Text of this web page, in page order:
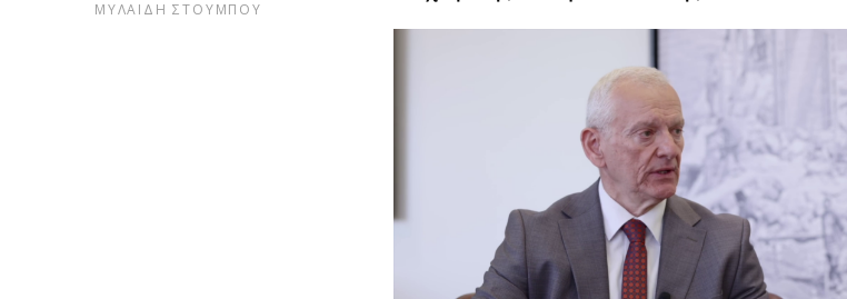
ΜΥΛΑΙΔΗ ΣΤΟΥΜΠΟΥ